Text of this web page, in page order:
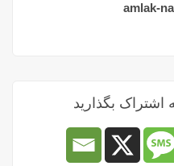
amlak-
اشتراک بگذارید